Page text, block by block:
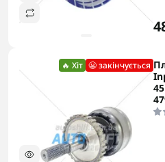
🔥 Хіт 😬 закінчується